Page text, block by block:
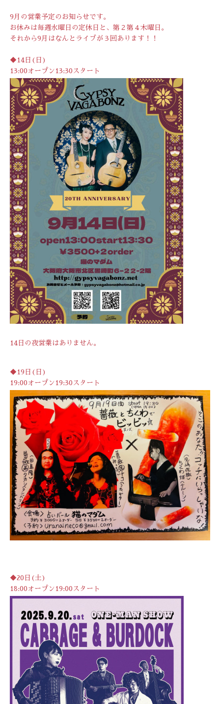
9月の営業予定のお知らせです。
お休みは毎週水曜日の定休日と、第２第４木曜日。
それから9月はなんとライブが３回あります！！
◆14日(日)
13:00オープン13:30スタート
14日の夜営業はありません。
◆19日(日)
19:00オープン19:30スタート
◆20日(土)
18:00オープン19:00スタート